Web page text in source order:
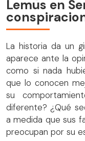
Lemus en
La historia da un
aparece ante la
como si nada
que lo conocen
su
diferente? ¿Qué
a medida que sus
preocupan por su